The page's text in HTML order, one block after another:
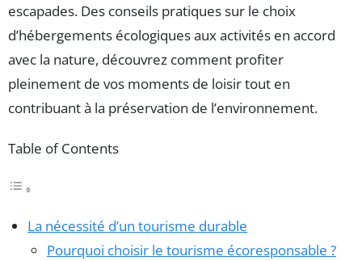
escapades. Des conseils pratiques sur le choix
d’hébergements écologiques aux activités en accord
avec la nature, découvrez comment profiter
pleinement de vos moments de loisir tout en
contribuant à la préservation de l’environnement.
Table of Contents
La nécessité d’un tourisme durable
Pourquoi choisir le tourisme écoresponsable ?